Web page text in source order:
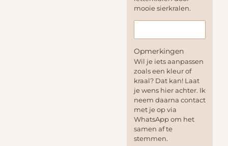
mooie sierkralen.
Opmerkingen
Wil je iets aanpassen
zoals een kleur of
kraal? Dat kan! Laat
je wens hier achter. Ik
neem daarna contact
met je op via
WhatsApp om het
samen af te
stemmen.